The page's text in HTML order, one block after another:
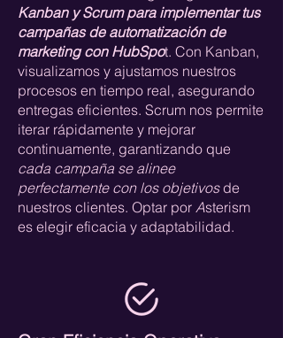
Kanban y Scrum para implementar tus
campañas de automatización de
marketing con HubSpot. Con Kanban,
visualizamos y ajustamos nuestros
procesos en tiempo real, asegurando
entregas eficientes. Scrum nos permite
iterar rápidamente y mejorar
continuamente, garantizando que
cada campaña se alinee
perfectamente con los objetivosde
nuestros clientes. Optar por Asterism
es elegir eficacia y adaptabilidad.